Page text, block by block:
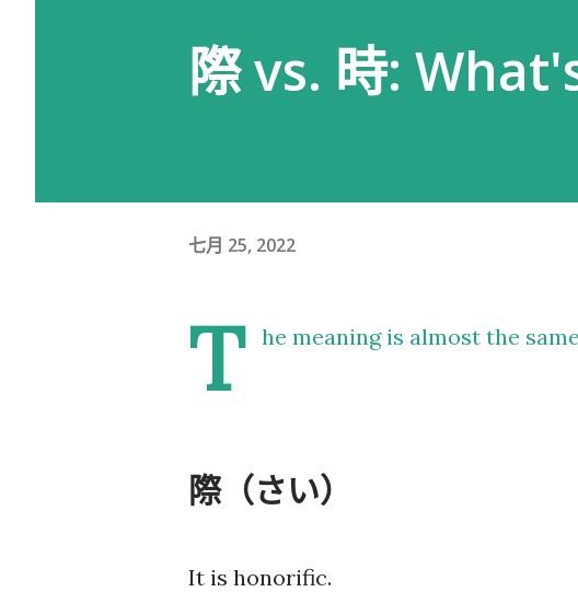
際 vs. 時:
七月 25, 2022
T he meaning is almost the
際（さい）
It is honorific.